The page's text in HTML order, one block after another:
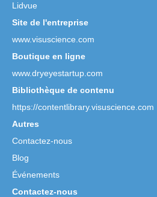
Lidvue
Site de l'entreprise
www.visuscience.com
Boutique en ligne
www.dryeyestartup.com
Bibliothèque de contenu
https://contentlibrary.visuscience.com
Autres
Contactez-nous
Blog
Événements
Contactez-nous